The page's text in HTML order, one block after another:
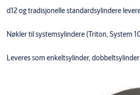
d12 og tradisjonelle standardsylindere
Nøkler til systemsylindere (Triton, System
Leveres som enkeltsylinder,